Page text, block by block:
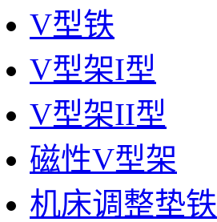
V型铁
V型架I型
V型架II型
磁性V型架
机床调整垫铁